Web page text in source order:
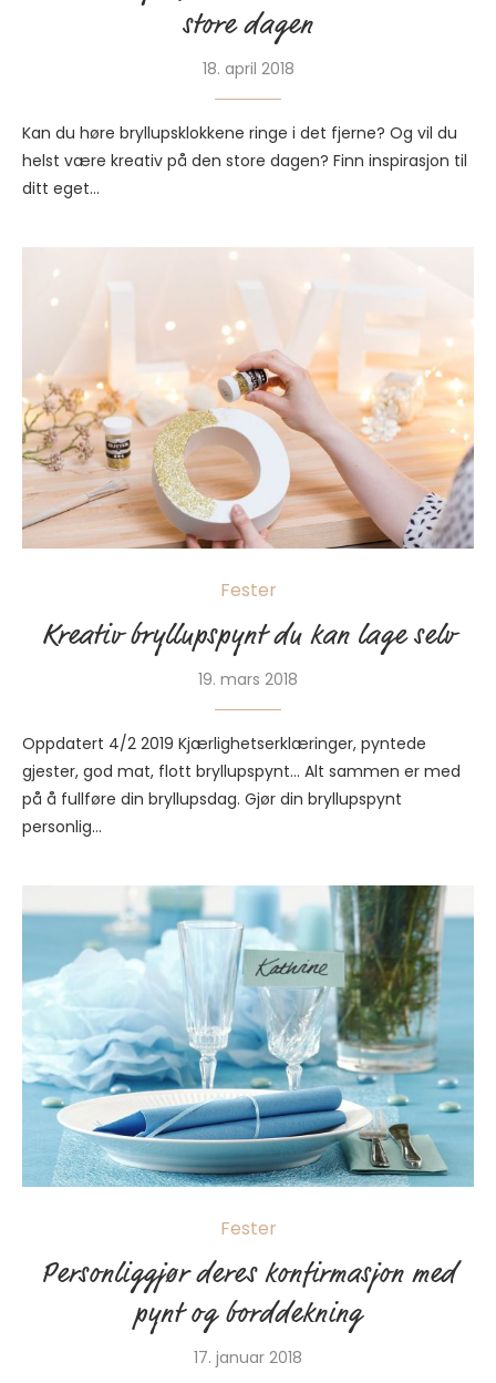
store dagen
18. april 2018
Kan du høre bryllupsklokkene ringe i det fjerne? Og vil du
helst være kreativ på den store dagen? Finn inspirasjon til
ditt eget…
Fester
Kreativ bryllupspynt du kan lage selv
19. mars 2018
Oppdatert 4/2 2019 Kjærlighetserklæringer, pyntede
gjester, god mat, flott bryllupspynt… Alt sammen er med
på å fullføre din bryllupsdag. Gjør din bryllupspynt
personlig…
Fester
Personliggjør deres konfirmasjon med
pynt og borddekning
17. januar 2018